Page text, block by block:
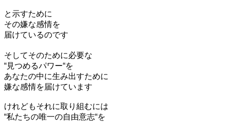
と示すために
その嫌な感情を
届けているのです
そしてそのために必要な
“見つめるパワー“を
あなたの中に生み出すために
嫌な感情を届けています
けれどもそれに取り組むには
“私たちの唯一の自由意志“を